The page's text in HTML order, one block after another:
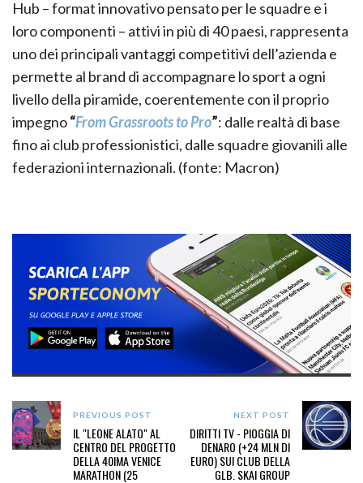
Hub – format innovativo pensato per le squadre e i
loro componenti – attivi in più di 40 paesi, rappresenta
uno dei principali vantaggi competitivi dell’azienda e
permette al brand di accompagnare lo sport a ogni
livello della piramide, coerentemente con il proprio
impegno“From Grassroots to Pro”: dalle realtà di base
fino ai club professionistici, dalle squadre giovanili alle
federazioni internazionali. (fonte: Macron)
PREVIOUS POST
IL "LEONE ALATO" AL
CENTRO DEL PROGETTO
DELLA 40IMA VENICE
MARATHON (25
NEXT POST
DIRITTI TV - PIOGGIA DI
DENARO (+24 MLN DI
EURO) SUI CLUB DELLA
GLB. SKAI GROUP